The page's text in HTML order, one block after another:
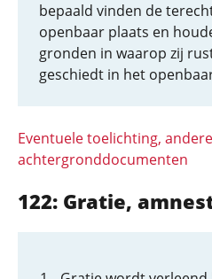
bepaald vinden de
openbaar plaats en
gronden in waarop zij
geschiedt in het
Eventuele toelichting,
achtergronddocumenten
122: Gratie,